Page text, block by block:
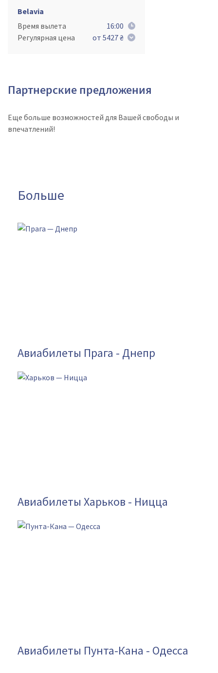
Belavia
Время вылета
16:00
Регулярная цена
от 5427 ₴
Партнерские предложения
Еще больше возможностей для Вашей свободы и
впечатлений!
Больше
Авиабилеты Прага - Днепр
Авиабилеты Харьков - Ницца
Авиабилеты Пунта-Кана - Одесса